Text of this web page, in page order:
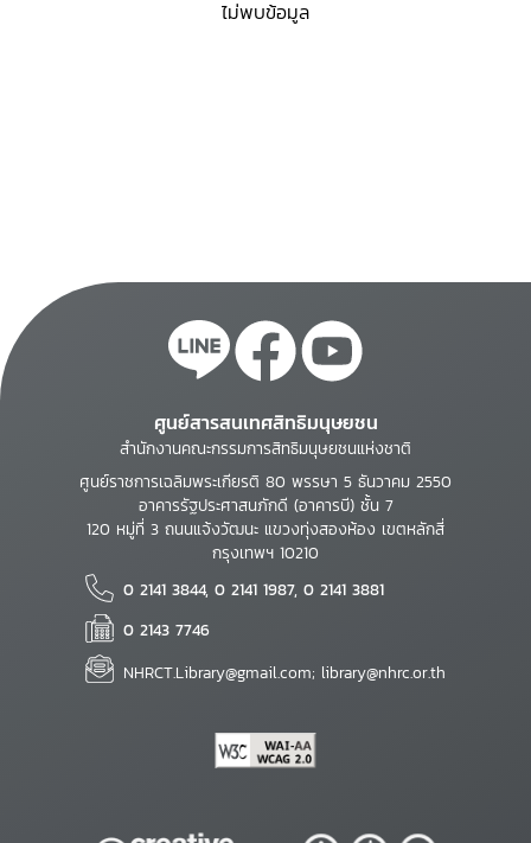
ไม่พบข้อมูล
ศูนย์สารสนเทศสิทธิมนุษยชน
สำนักงานคณะกรรมการสิทธิมนุษยชนแห่งชาติ
ศูนย์ราชการเฉลิมพระเกียรติ 80 พรรษา 5 ธันวาคม 2550
อาคารรัฐประศาสนภักดี (อาคารบี) ชั้น 7
120 หมู่ที่ 3 ถนนแจ้งวัฒนะ แขวงทุ่งสองห้อง เขตหลักสี่
กรุงเทพฯ 10210
0 2141 3844, 0 2141 1987, 0 2141 3881
0 2143 7746
NHRCT.Library@gmail.com; library@nhrc.or.th